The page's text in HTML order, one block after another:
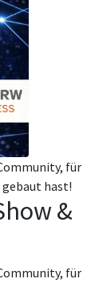
für
hast!
&
für